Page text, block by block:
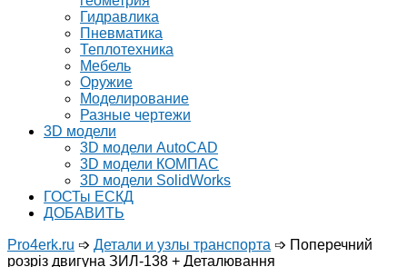
Гидравлика
Пневматика
Теплотехника
Мебель
Оружие
Моделирование
Разные чертежи
3D модели
3D модели AutoCAD
3D модели КОМПАС
3D модели SolidWorks
ГОСТы ЕСКД
ДОБАВИТЬ
Pro4erk.ru ➩ Детали и узлы транспорта ➩ Поперечний
розріз двигуна ЗИЛ-138 + Деталювання